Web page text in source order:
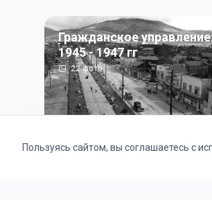
Гражданское
1945 - 1947 гг
22фото
Пользуясь сайтом, вы соглашаетесь с